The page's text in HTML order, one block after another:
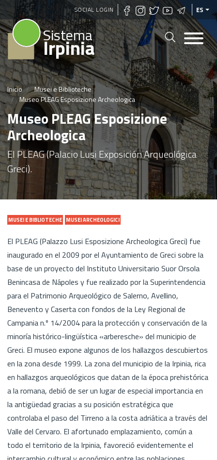
Pasar
al
contenido
principal
SOCIAL LOGIN ES
Sistema
Irpinia
Inicio
Musei e Biblioteche
Museo PLEAG Esposizione Archeologica
Museo PLEAG Esposizione
Archeologica
El PLEAG (Palacio Lusi Exposición Arqueológica
Greci).
MUSEI E BIBLIOTECHE MUSEI ARCHEOLOGICI
El PLEAG (Palazzo Lusi Esposizione Archeologica Greci) fue
inaugurado en el 2009 por el Ayuntamiento de Greci sobre la
base de un proyecto del Instituto Universitario Suor Orsola
Benincasa de Nápoles y fue realizado por la Superintendencia
para el Patrimonio Arqueológico de Salerno, Avellino,
Benevento y Caserta con fondos de la Ley Regional de
Campania n.º 14/2004 para la protección y conservación de la
minoría histórico-lingüística «arberesche» del municipio de
Greci. El museo expone algunos de los hallazgos descubiertos
en la zona desde 1999. La zona del municipio de la Irpinia, rica
en hallazgos arqueológicos que datan de la época prehistórica
a la romana, debió de ser un lugar de especial importancia en
la antigüedad gracias a su posición estratégica que
controlaba el paso del Tirreno a la costa adriática a través del
Valle del Cervaro. El afortunado emplazamiento, común a
todo el territorio de la Irpinia, favoreció evidentemente el